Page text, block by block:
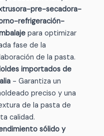
pre-secadora-
refrigeración-
para optimizar
fase de la
de la pasta.
importados de
- Garantiza un
preciso y una
de la pasta de
calidad.
sólido y